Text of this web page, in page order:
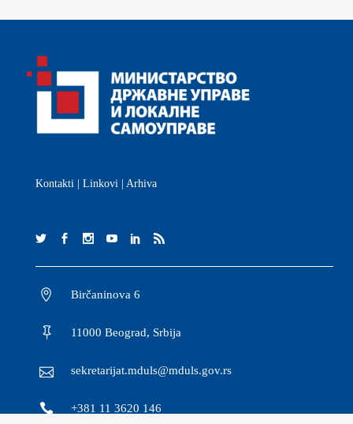
Kontakti Linkovi Arhiva
Birčaninova 6
11000 Beograd, Srbija
sekretarijat.mduls@mduls.gov.rs
+381 11 3620 146